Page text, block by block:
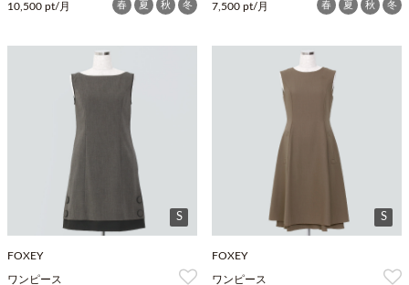
10,500 pt/月 春 夏 秋 冬 7,500 pt/月 春 夏 秋 冬
S
FOXEY
ワンピース
S
FOXEY
ワンピース